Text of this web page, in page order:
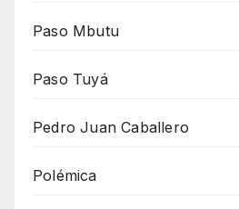
Paso Mbutu
Paso Tuyá
Pedro Juan Caballero
Polémica